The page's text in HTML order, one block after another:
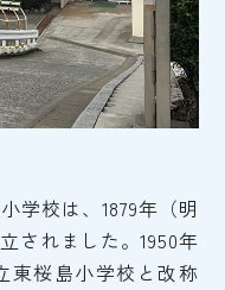
学校は、1879年（明
されました。1950年
東桜島小学校と改称